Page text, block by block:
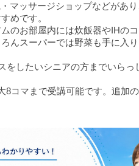
マッサージショップなどがあ
めです。
のお部屋内には炊飯器やIHの
んスーパーでは野菜も手に入
したいシニアの方までいら
コマまで受講可能です。追加